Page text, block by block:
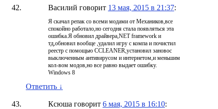
Василий говорит 13 мая, 2015 в 21:37:
Я скачал репак со всеми модами от Механиков,все
спокойно работало,но сегодня стала появляться эта
ошибка.Я обновил драйвера,NET framework и
тд,обновил вообще ,удалил игру с компа и почистил
реестр с помощью CCLEANER,установил зановос
выключенным антивирусом и интернетом,и меньшим
кол-вом модов,но все равно выдает ошибку.
Windows 8
Ответить ↓
Ксюша говорит 6 мая, 2015 в 16:10: